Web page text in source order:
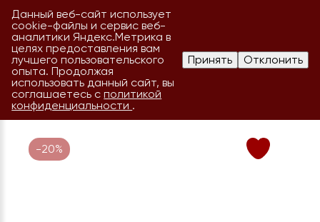
-20%
Данный веб-сайт использует
cookie-файлы и сервис веб-
аналитики Яндекс.Метрика в
целях предоставления вам
лучшего пользовательского
опыта. Продолжая
использовать данный сайт, вы
соглашаетесь сполитикой
конфиденциальности .
Принять Отклонить